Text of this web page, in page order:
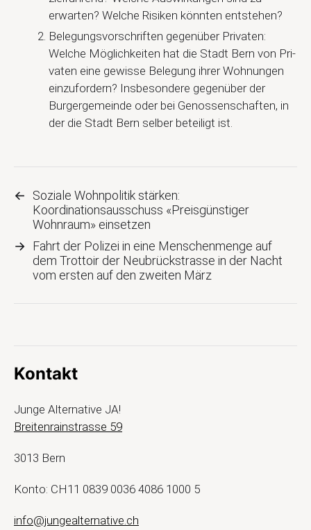
erwarten? Welche Risiken könnten entstehen?
Belegungsvorschriften gegenüber Privaten:
Welche Möglichkeiten hat die Stadt Bern von Pri-
vaten eine gewisse Belegung ihrer Wohnungen
einzufordern? Insbesondere gegenüber der
Burgergemeinde oder bei Genossenschaften, in
der die Stadt Bern selber beteiligt ist.
←
Soziale Wohnpolitik stärken:
Koordinationsausschuss «Preisgünstiger
Wohnraum» einsetzen
→ Fahrt der Polizei in eine Menschenmenge auf
dem Trottoir der Neubrückstrasse in der Nacht
vom ersten auf den zweiten März
Kontakt
Junge Alternative JA!
Breitenrainstrasse 59
3013 Bern
Konto: CH11 0839 0036 4086 1000 5
info@jungealternative.ch